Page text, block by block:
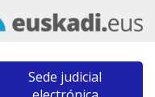
Sede judicial